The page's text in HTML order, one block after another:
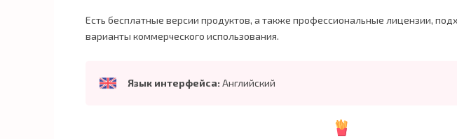
Есть бесплатные версии продуктов, а также профессиональные лицензии,
варианты коммерческого использования.
Язык интерфейса: Английский